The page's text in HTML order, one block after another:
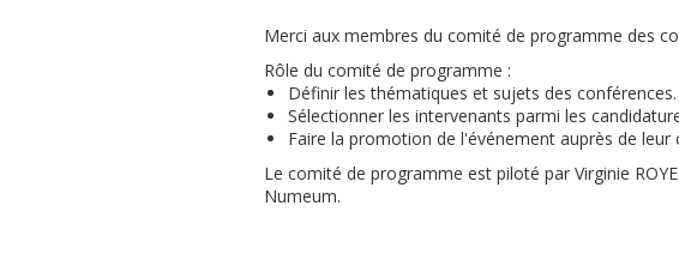
Merci aux membres du comité de programme des
Rôle du comité de programme :
Définir les thématiques et sujets des conférences.
Sélectionner les intervenants parmi les
Faire la promotion de l'événement auprès de leur
Le comité de programme est piloté par Virginie
Numeum.